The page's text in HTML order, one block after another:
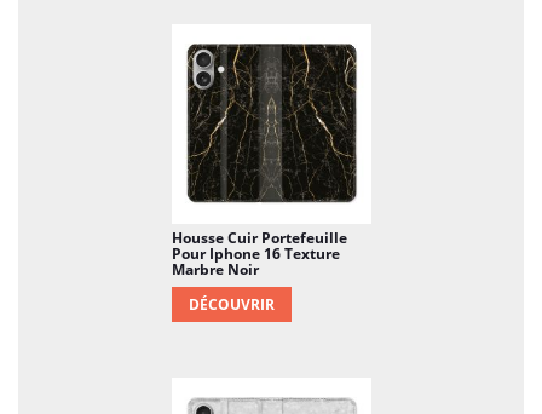
Housse Cuir Portefeuille
Pour Iphone 16 Texture
Marbre Noir
DÉCOUVRIR